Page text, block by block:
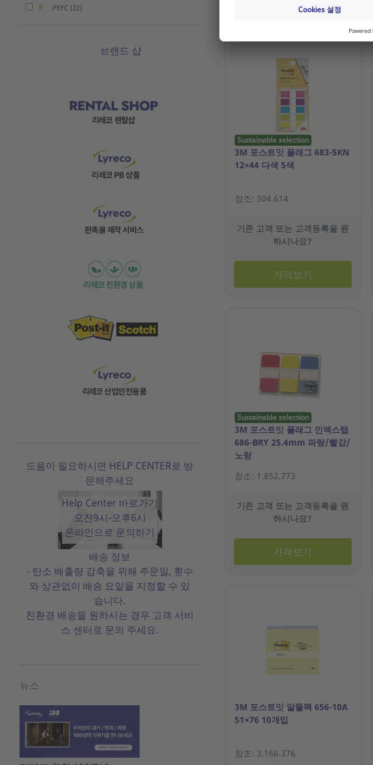
PEFC (22)
브랜드 샵
도움이 필요하시면 HELP CENTER로 방
문해주세요
Help Center 바로가기
오전9시-오후6시
온라인으로 문의하기
배송 정보
- 탄소 배출량 감축을 위해 주문일, 횟수
와 상관없이 배송 요일을 지정할 수 있
습니다.
친환경 배송을 원하시는 경우 고객 서비
스 센터로 문의 주세요.
뉴스
Sustainable selection
3M 포스트잇 플래그 683-5KN
12×44 다색 5색
참조: 304.614
기존 고객 또는 고객등록을 원
하시나요?
가격보기
Sustainable selection
3M 포스트잇 플래그 인덱스탭
686-BRY 25.4mm 파랑/빨강/
노랑
참조: 1.852.773
기존 고객 또는 고객등록을 원
하시나요?
가격보기
3M 포스트잇 알뜰팩 656-10A
51×76 10개입
참조: 3.166.376